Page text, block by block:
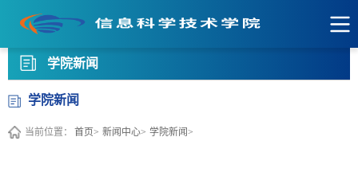
学院新闻
学院新闻
当前位置： 首页> 新闻中心> 学院新闻>